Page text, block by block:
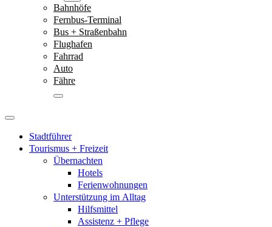
Bahnhöfe
Fernbus-Terminal
Bus + Straßenbahn
Flughafen
Fahrrad
Auto
Fähre
Stadtführer
Tourismus + Freizeit
Übernachten
Hotels
Ferienwohnungen
Unterstützung im Alltag
Hilfsmittel
Assistenz + Pflege